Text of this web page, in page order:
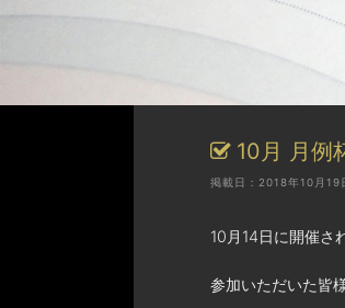
10月 月例
掲載日：2018年10月19
10月14日に開催さ
参加いただいた皆